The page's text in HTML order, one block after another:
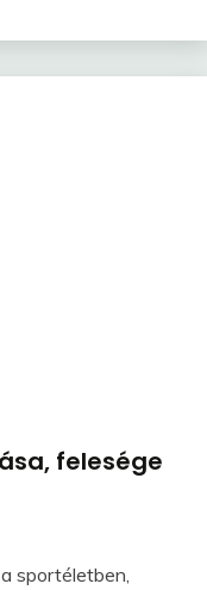
felesége
sportéletben,